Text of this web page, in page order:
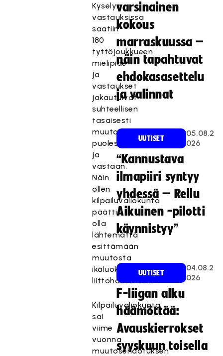
Kyselyn
vastauksissa
saatiin
180
tyttöjoukkueen
mielipide
ja
vastaukset
jakautuivat
suhteellisen
tasaisesti
muutosehdotuksen
puolesta
ja
vastaan.
Näin
ollen
kilpailuvaliokunta
päätti
olla
lähtemättä
esittämään
muutosta
ikäluokkarakenteeseen
liittohallitukselle.
Kilpailuvaliokunta
sai
viime
vuonna
muutosehdotuksen
varsinainen
kokous
marraskuussa –
näin tapahtuvat
ehdokasasettelu
ja valinnat
UUTISET
05.08.2
026
“Kannustava
ilmapiiri syntyy
yhdessä – Reilu
Aikuinen -pilotti
käynnistyy”
UUTISET
04.08.2
026
F-liigan alku
häämöttää:
Avauskierrokset
syyskuun toisella